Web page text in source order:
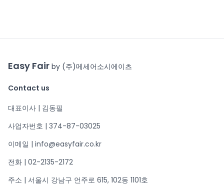
Easy Fair by (주)메세어소시에이츠
Contact us
대표이사 | 김동필
사업자번호 | 374-87-03025
이메일 | info@easyfair.co.kr
전화 | 02-2135-2172
주소 | 서울시 강남구 언주로 615, 102동 1101호